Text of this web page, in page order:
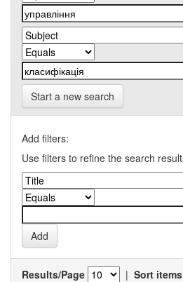
Start a new search
Add filters:
Use filters to refine the search
Results/Page | Sort